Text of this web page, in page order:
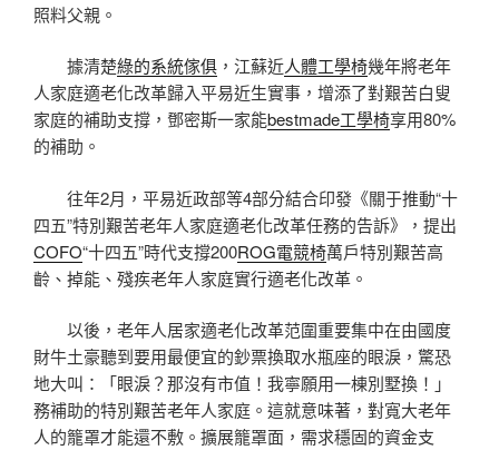
照料父親。
據清楚綠的系統傢俱 ，江蘇近人體工學椅幾年將老年
人家庭適老化改革歸入平易近生實事，增添了對艱苦白叟
家庭的補助支撐，鄧密斯一家能bestmade工學椅享用80%
的補助。
往年2月，平易近政部等4部分結合印發《關于推動“十
四五”特別艱苦老年人家庭適老化改革任務的告訴》，提出
COFO“十四五”時代支撐200ROG電競椅萬戶特別艱苦高
齡、掉能、殘疾老年人家庭實行適老化改革。
以後，老年人居家適老化改革范圍重要集中在由國度
財牛土豪聽到要用最便宜的鈔票換取水瓶座的眼淚，驚恐
地大叫：「眼淚？那沒有市值！我寧願用一棟別墅換！」
務補助的特別艱苦老年人家庭。這就意味著，對寬大老年
人的籠罩才能還不敷。擴展籠罩面，需求穩固的資金支